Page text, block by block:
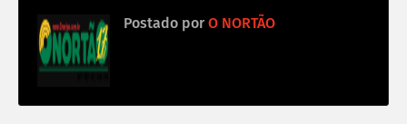
Postado por O NORTÃO